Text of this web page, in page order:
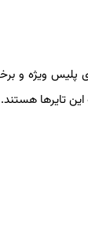
پلیس ویژه و
تایرها هستند.